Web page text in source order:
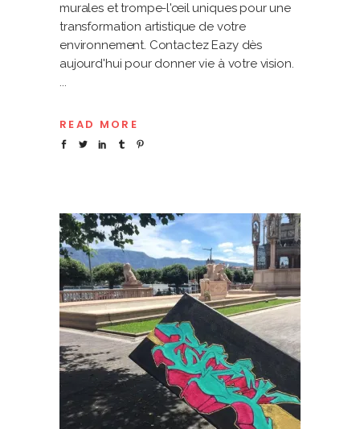
murales et trompe-l'œil uniques pour une
transformation artistique de votre
environnement. Contactez Eazy dès
aujourd'hui pour donner vie à votre vision.
READ MORE